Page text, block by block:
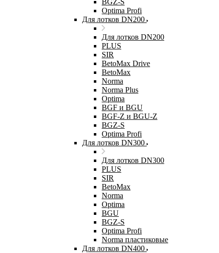
BGZ-S
Optima Profi
Для лотков DN200
Для лотков DN200
PLUS
SIR
BetoMax Drive
BetoMax
Norma
Norma Plus
Optima
BGF и BGU
BGF-Z и BGU-Z
BGZ-S
Optima Profi
Для лотков DN300
Для лотков DN300
PLUS
SIR
BetoMax
Norma
Optima
BGU
BGZ-S
Optima Profi
Norma пластиковые
Для лотков DN400